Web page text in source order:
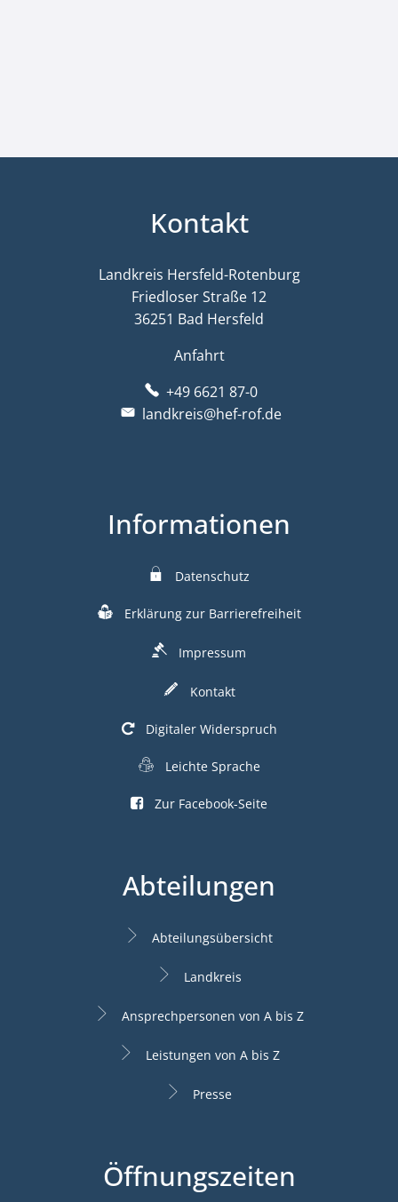
Kontakt
Landkreis Hersfeld-Rotenburg
Friedloser Straße 12
36251 Bad Hersfeld
Anfahrt
+49 6621 87-0
landkreis@hef-rof.de
Informationen
Datenschutz
Erklärung zur Barrierefreiheit
Impressum
Kontakt
Digitaler Widerspruch
Leichte Sprache
Zur Facebook-Seite
Abteilungen
Abteilungsübersicht
Landkreis
Ansprechpersonen von A bis Z
Leistungen von A bis Z
Presse
Öffnungszeiten